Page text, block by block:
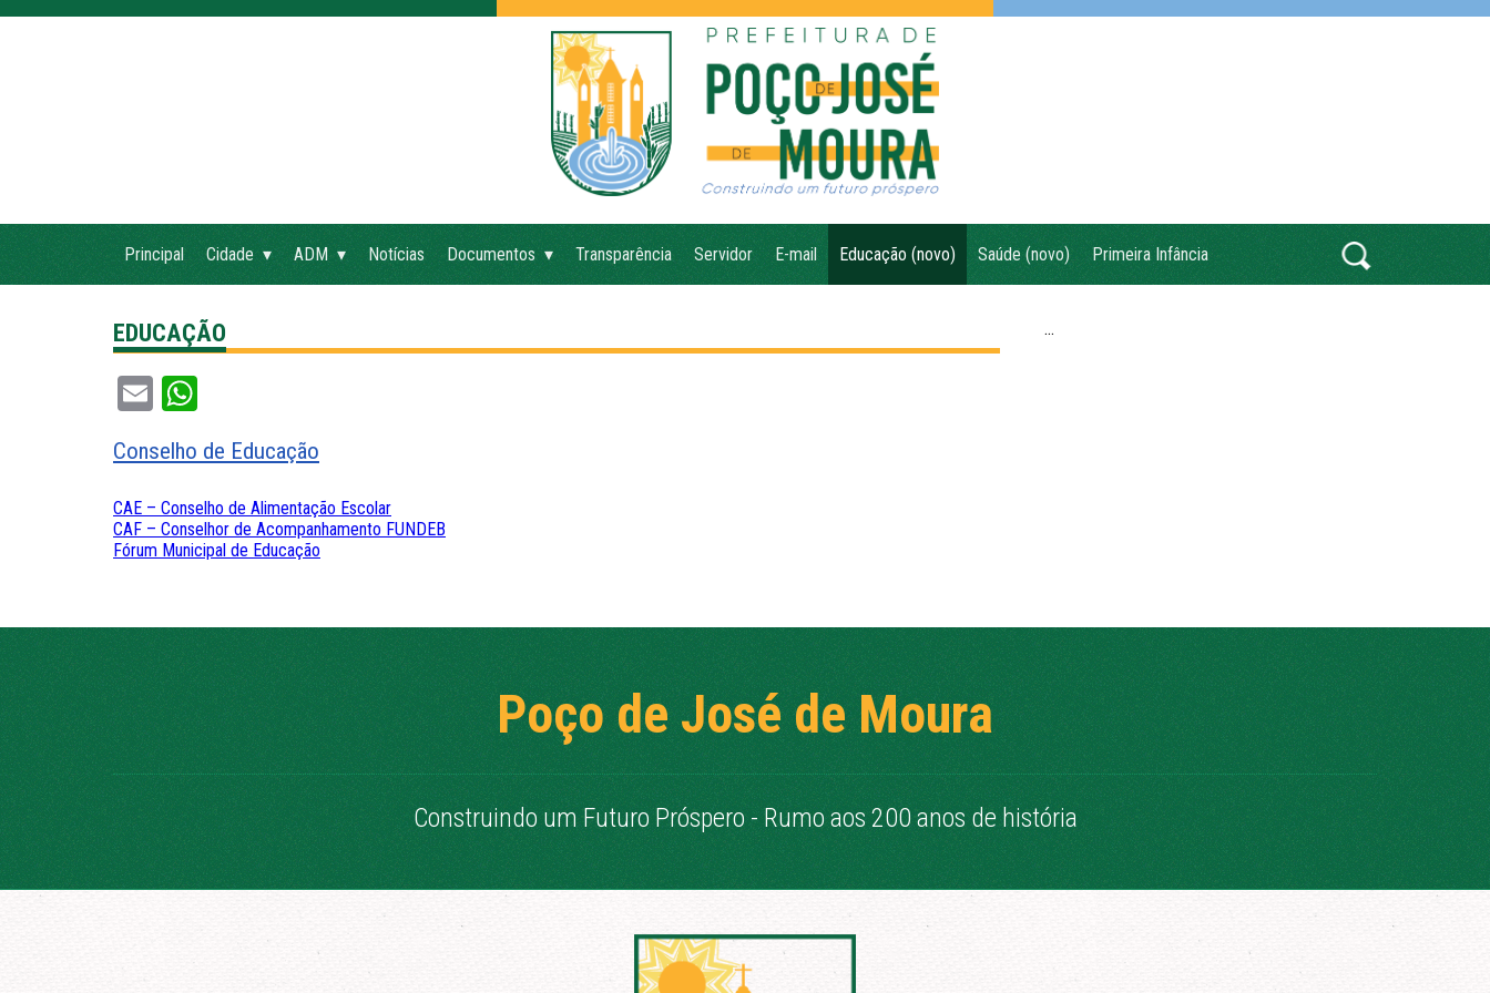
Principal Cidade ADM Notícias Documentos Transparência Servidor E-mail Educação (novo) Saúde (novo) Primeira Infância
EDUCAÇÃO
Email
Conselho de Educação
CAE – Conselho de Alimentação Escolar
CAF – Conselhor de Acompanhamento FUNDEB
Fórum Municipal de Educação
...
Poço de José de Moura
Construindo um Futuro Próspero - Rumo aos 200 anos de história